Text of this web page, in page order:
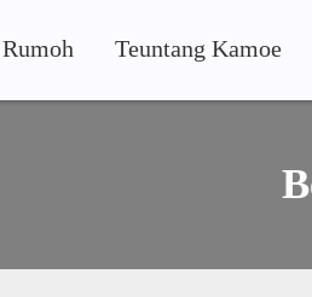
Rumoh Teuntang Kamoe